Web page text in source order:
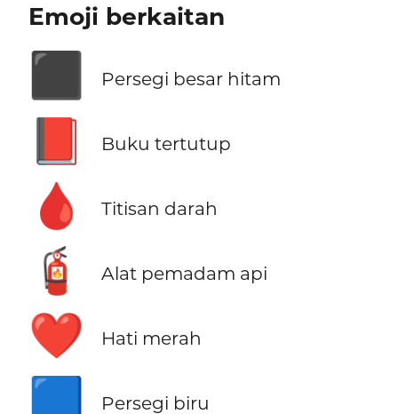
Emoji berkaitan
⬛ Persegi besar hitam
Buku tertutup
🩸 Titisan darah
🧯 Alat pemadam api
❤️ Hati merah
🟦 Persegi biru